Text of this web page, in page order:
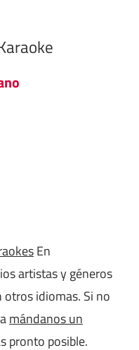
En
artistas y géneros
otros idiomas. Si no
mándanos un
pronto posible.